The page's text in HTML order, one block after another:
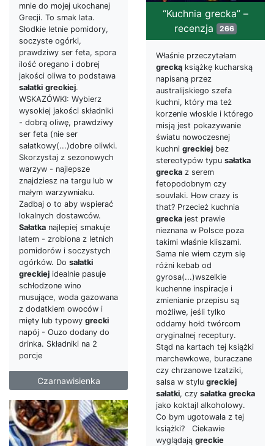
mnie do mojej ukochanej
Grecji. To smak lata.
Słodkie letnie pomidory,
soczyste ogórki,
prawdziwy ser feta, spora
ilość oregano i dobrej
jakości oliwa to podstawa
sałatki greckiej.
WSKAZÓWKI: Wybierz
wysokiej jakości składniki
- dobrą oliwę, prawdziwy
ser feta (nie ser
sałatkowy(...)dobre oliwki.
Skorzystaj z sezonowych
warzyw - najlepsze
znajdziesz na targu lub w
małym warzywniaku.
Zadbaj o to aby wspierać
lokalnych dostawców.
Sałatka najlepiej smakuje
latem - zrobiona z letnich
pomidorów i soczystych
ogórków. Do sałatki
greckiej idealnie pasuje
schłodzone wino
musujące, woda gazowana
z dodatkiem owoców i
mięty lub typowy grecki
napój - Ouzo dodany do
drinka. Składniki na 2
porcje
Czarnawisienka
“Kuchnia grecka” –
recenzja
266
Właśnie przeczytałam
grecką książkę kucharską
napisaną przez
australijskiego szefa
kuchni, który ma też
korzenie włoskie i którego
misją jest pokazywanie
światu nowoczesnej
kuchni greckiej bez
stereotypów typu sałatka
grecka z serem
fetopodobnym czy
souvlaki. How crazy is
that? Przecież kuchnia
grecka jest prawie
nieznana w Polsce poza
takimi właśnie kliszami.
Sama nie wiem czym się
różni kebab od
gyrosa(...)wszelkie
kuchenne inspiracje i
zmienianie przepisu są
możliwe, jeśli tylko
oddamy hołd twórcom
oryginalnej receptury.
Stąd na kartach tej książki
marchewkowe, buraczane
czy chrzanowe tzatziki,
salsa w stylu greckiej
sałatki, czy sałatka grecka
jako koktajl alkoholowy.
Co bym ugotowała z tej
książki? Ciekawie
wyglądają greckie